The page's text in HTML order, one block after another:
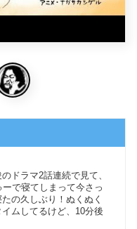
ドラマ2話連続で見て、
で寝てしまって今さっ
の久しぶり！ぬくぬく
ムしてるけど、10分後